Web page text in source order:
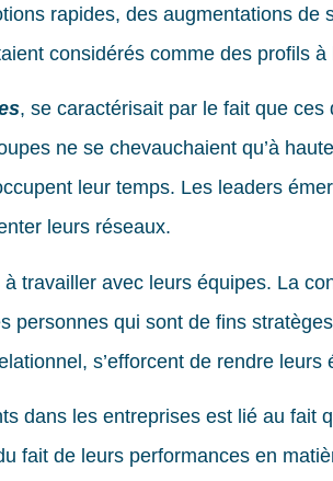
rapides, des augmentations de
considérés comme des profils à
, se caractérisait par le fait que
ne se chevauchaient qu’à
leur temps. Les leaders
leurs réseaux.
travailler avec leurs équipes. La
personnes qui sont de fins
s’efforcent de rendre
dans les entreprises est lié au fait
fait de leurs performances en